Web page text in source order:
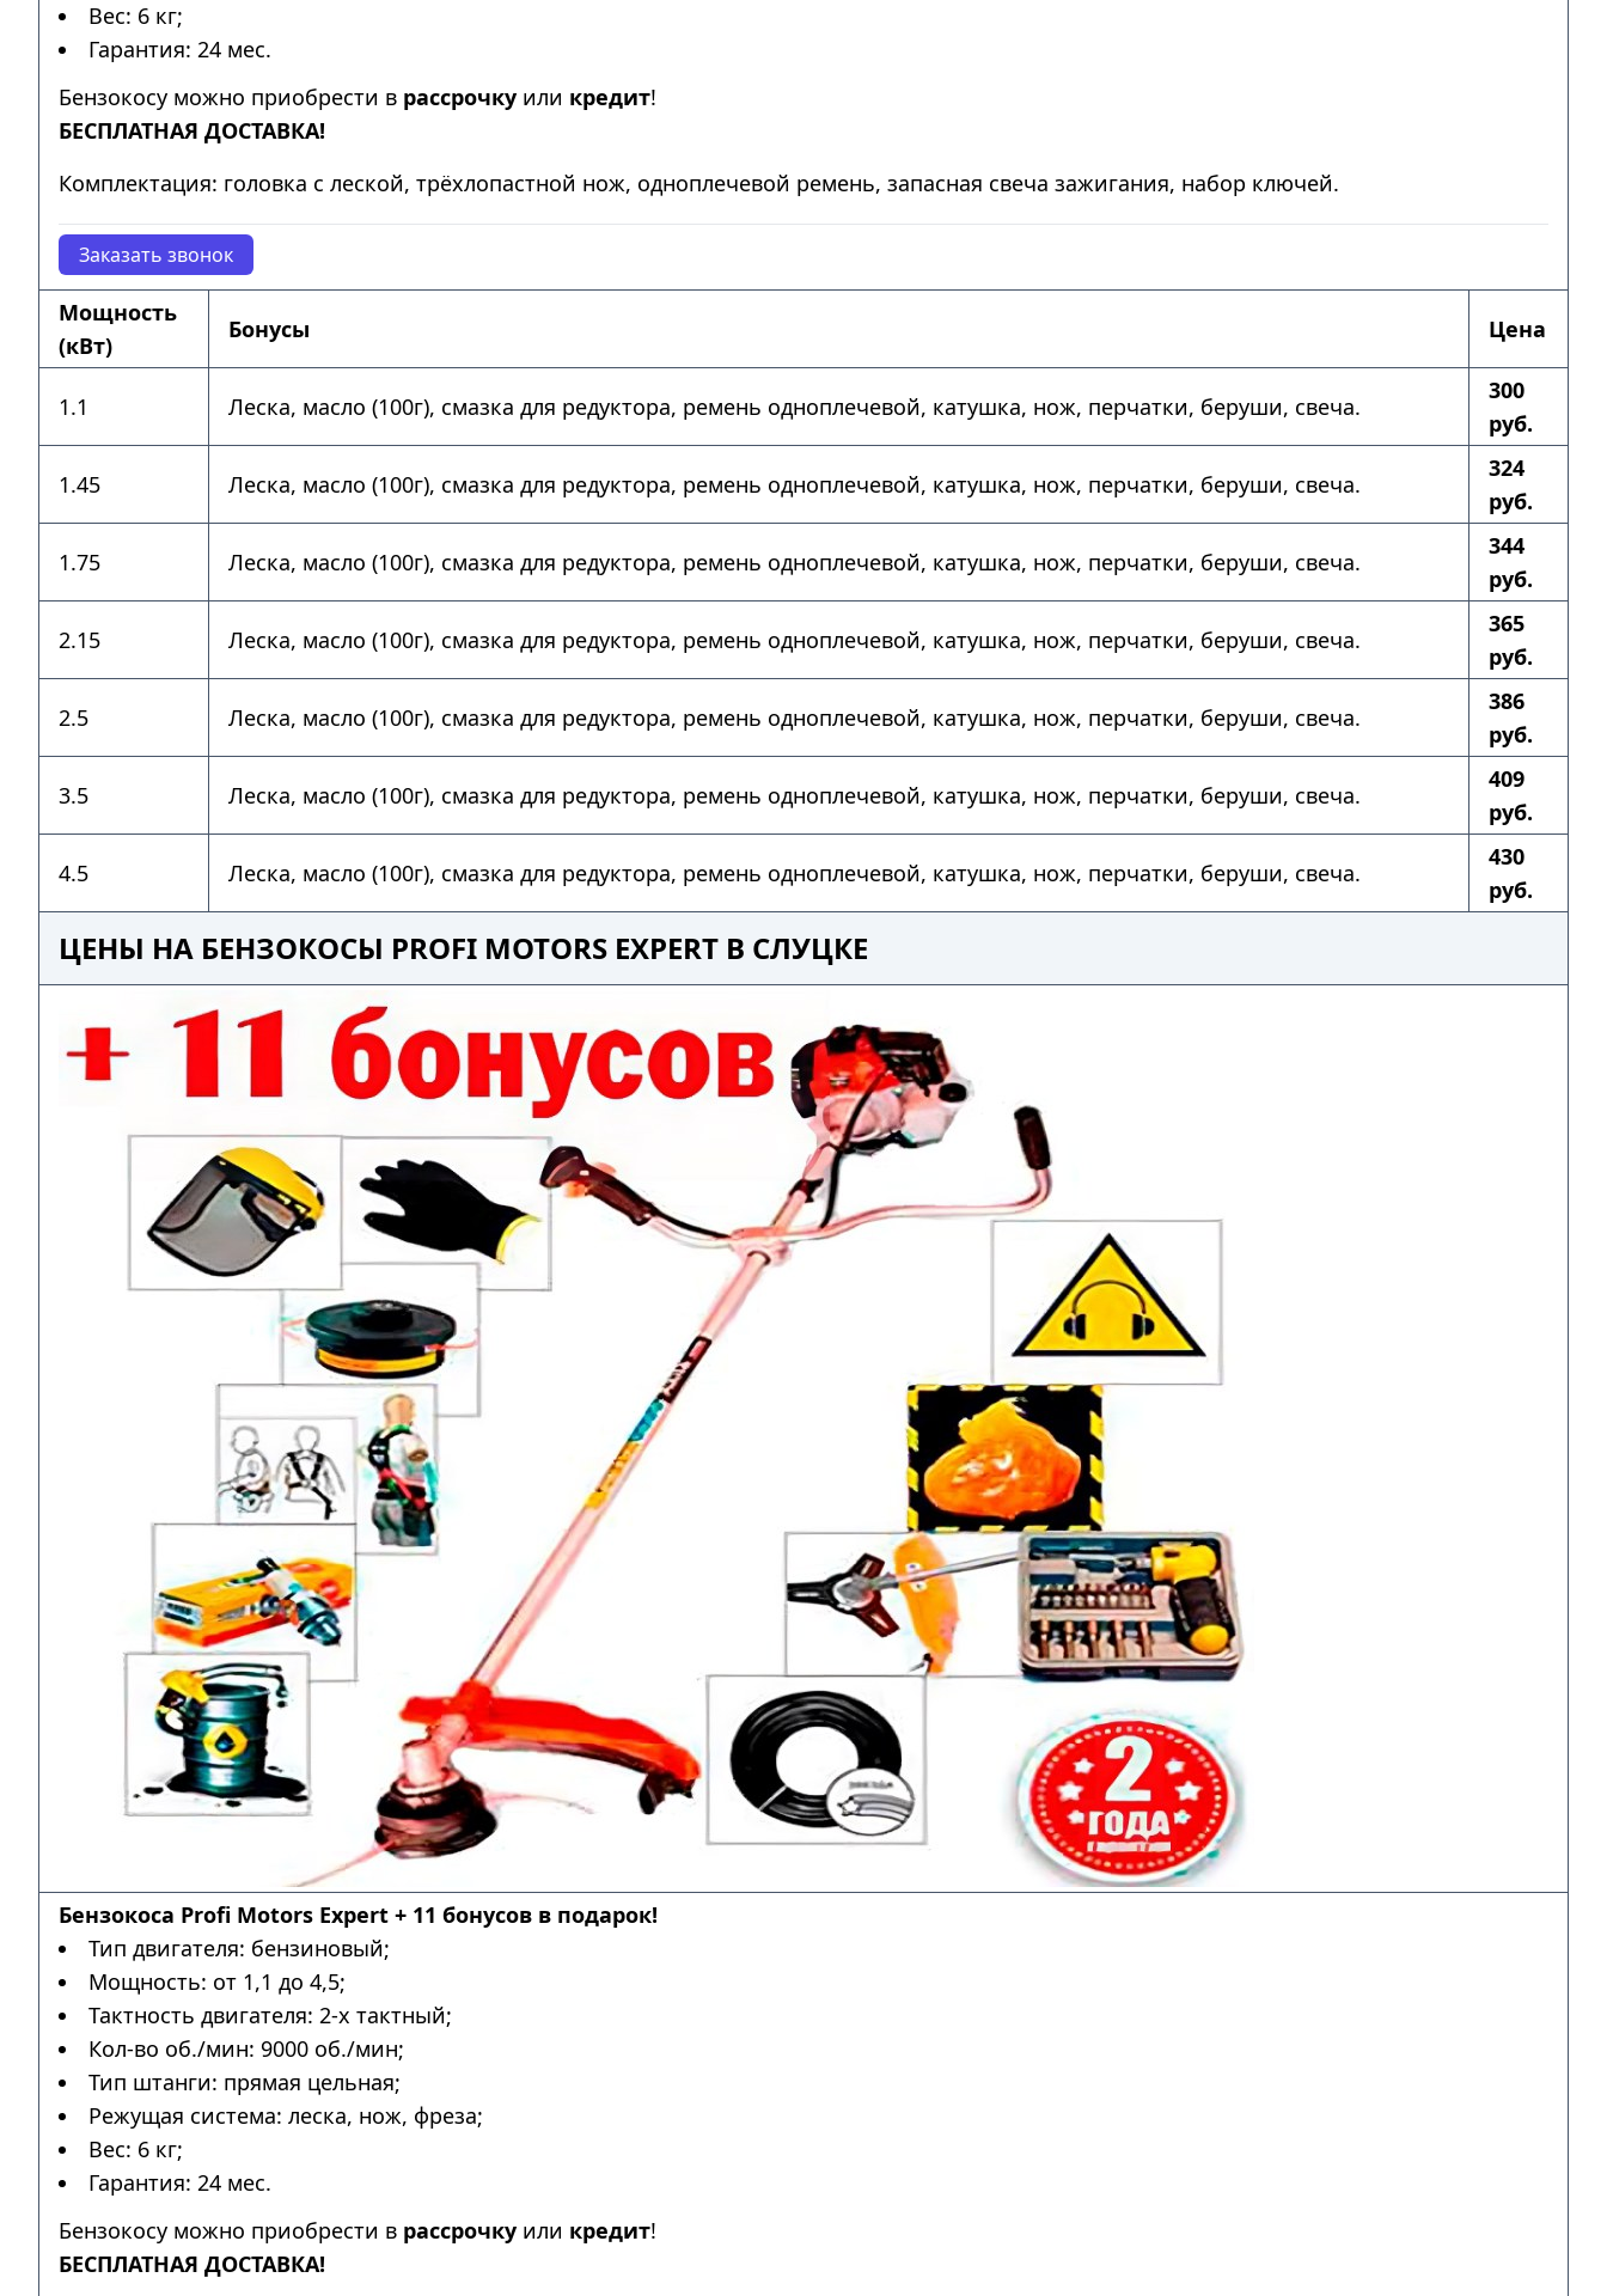
Вес: 6 кг;
Гарантия: 24 мес.
Бензокосу можно приобрести в рассрочку или кредит!
БЕСПЛАТНАЯ ДОСТАВКА!
Комплектация: головка с леской, трёхлопастной нож, одноплечевой ремень, запасная свеча зажигания, набор ключей.
Заказать звонок
Мощность
(кВт)
Бонусы Цена
1.1 Леска, масло (100г), смазка для редуктора, ремень одноплечевой, катушка, нож, перчатки, беруши, свеча.
300
руб.
1.45 Леска, масло (100г), смазка для редуктора, ремень одноплечевой, катушка, нож, перчатки, беруши, свеча.
324
руб.
1.75 Леска, масло (100г), смазка для редуктора, ремень одноплечевой, катушка, нож, перчатки, беруши, свеча.
344
руб.
2.15 Леска, масло (100г), смазка для редуктора, ремень одноплечевой, катушка, нож, перчатки, беруши, свеча.
365
руб.
2.5 Леска, масло (100г), смазка для редуктора, ремень одноплечевой, катушка, нож, перчатки, беруши, свеча.
386
руб.
3.5 Леска, масло (100г), смазка для редуктора, ремень одноплечевой, катушка, нож, перчатки, беруши, свеча.
409
руб.
4.5 Леска, масло (100г), смазка для редуктора, ремень одноплечевой, катушка, нож, перчатки, беруши, свеча.
430
руб.
ЦЕНЫ НА БЕНЗОКОСЫ PROFI MOTORS EXPERT В СЛУЦКЕ
Бензокоса Profi Motors Expert + 11 бонусов в подарок!
Тип двигателя: бензиновый;
Мощность: от 1,1 до 4,5;
Тактность двигателя: 2-х тактный;
Кол-во об./мин: 9000 об./мин;
Тип штанги: прямая цельная;
Режущая система: леска, нож, фреза;
Вес: 6 кг;
Гарантия: 24 мес.
Бензокосу можно приобрести в рассрочку или кредит!
БЕСПЛАТНАЯ ДОСТАВКА!